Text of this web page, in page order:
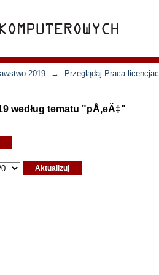
2019 →
Przeglądaj Praca
według tematu "pÅ‚eÄ‡"